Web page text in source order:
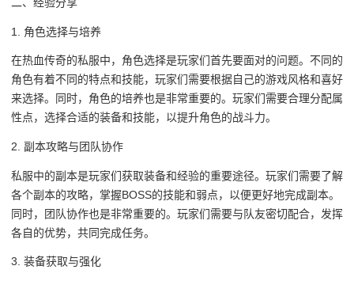
二、经验分享
1. 角色选择与培养
在热血传奇的私服中，角色选择是玩家们首先要面对的问题。不同的
角色有着不同的特点和技能，玩家们需要根据自己的游戏风格和喜好
来选择。同时，角色的培养也是非常重要的。玩家们需要合理分配属
性点，选择合适的装备和技能，以提升角色的战斗力。
2. 副本攻略与团队协作
私服中的副本是玩家们获取装备和经验的重要途径。玩家们需要了解
各个副本的攻略，掌握BOSS的技能和弱点，以便更好地完成副本。
同时，团队协作也是非常重要的。玩家们需要与队友密切配合，发挥
各自的优势，共同完成任务。
3. 装备获取与强化